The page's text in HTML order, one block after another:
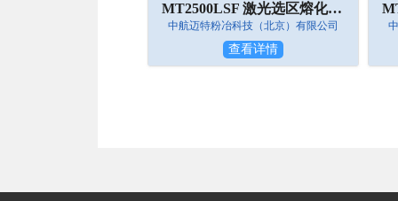
MT2500LSF 激光选区熔化设备(SLM）
中航迈特粉冶科技（北京）有限公司
查看详情